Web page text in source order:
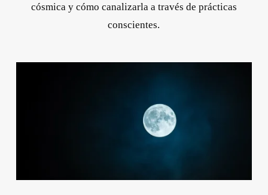
cósmica y cómo canalizarla a través de prácticas
conscientes.